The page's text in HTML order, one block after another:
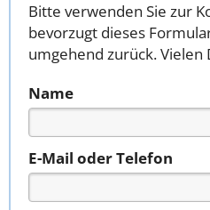
Bitte verwenden Sie zur
bevorzugt dieses
umgehend zurück. Vielen
Name
E-Mail oder Telefon